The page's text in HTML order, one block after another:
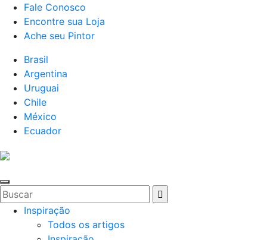
Fale Conosco
Encontre sua Loja
Ache seu Pintor
Brasil
Argentina
Uruguai
Chile
México
Ecuador
Inspiração
Todos os artigos